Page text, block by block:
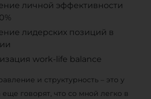
личной эффективности
лидерских позиций в
work-life balance
и структурность – это у
говорят, что со мной легко в